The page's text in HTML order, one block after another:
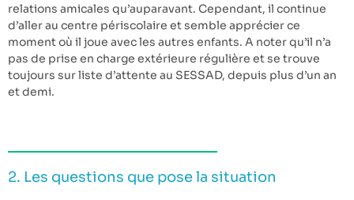
relations amicales qu’auparavant. Cependant, il continue
d’aller au centre périscolaire et semble apprécier ce
moment où il joue avec les autres enfants. A noter qu’il n’a
pas de prise en charge extérieure régulière et se trouve
toujours sur liste d’attente au SESSAD, depuis plus d’un an
et demi.
2. Les questions que pose la situation